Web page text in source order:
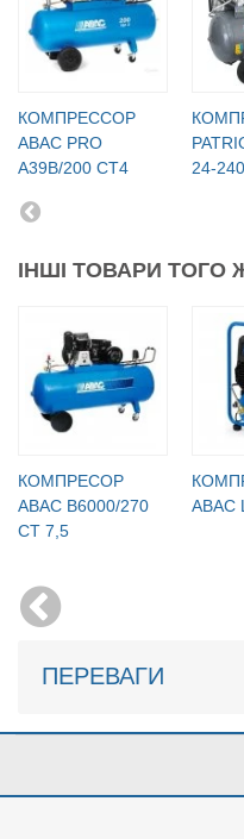
КОМПРЕССОР
ABAC PRO
A39B/200 CT4
24-240
ІНШІ ТОВАРИ ТОГО
КОМПРЕСОР
ABAC B6000/270
CT 7,5
ABAC
ПЕРЕВАГИ